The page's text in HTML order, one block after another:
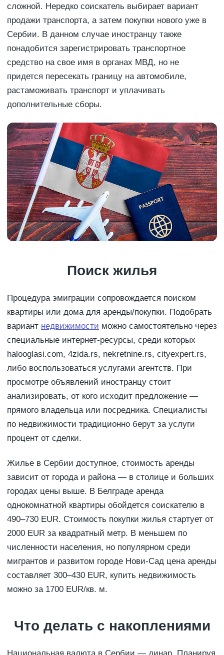
сложной. Нередко соискатель выбирает вариант
продажи транспорта, а затем покупки нового уже в
Сербии. В данном случае иностранцу также
понадобится зарегистрировать транспортное
средство на свое имя в органах МВД, но не
придется пересекать границу на автомобиле,
растаможивать транспорт и уплачивать
дополнительные сборы.
Поиск жилья
Процедура эмиграции сопровождается поиском
квартиры или дома для аренды/покупки. Подобрать
вариант недвижимости можно самостоятельно через
специальные интернет-ресурсы, среди которых
halooglasi.com, 4zida.rs, nekretnine.rs, cityexpert.rs,
либо воспользоваться услугами агентств. При
просмотре объявлений иностранцу стоит
анализировать, от кого исходит предложение —
прямого владельца или посредника. Специалисты
по недвижимости традиционно берут за услуги
процент от сделки.
Жилье в Сербии доступное, стоимость аренды
зависит от города и района — в столице и больших
городах цены выше. В Белграде аренда
однокомнатной квартиры обойдется соискателю в
490‒730 EUR. Стоимость покупки жилья стартует от
2000 EUR за квадратный метр. В меньшем по
численности населения, но популярном среди
мигрантов и развитом городе Нови-Сад цена аренды
составляет 300‒430 EUR, купить недвижимость
можно за 1700 EUR/кв. м.
Что делать с накоплениями
Национальная валюта в Сербии — динар. Планируя